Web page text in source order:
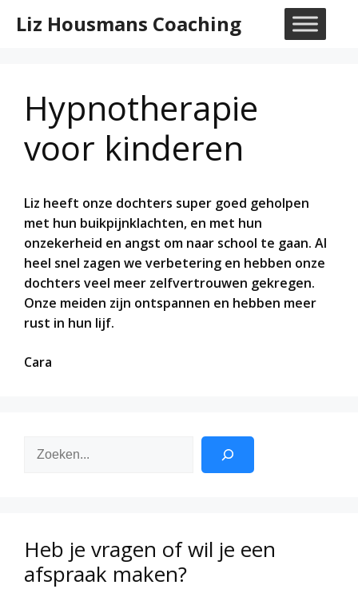
naarLiz Housmans Coaching
Hypnotherapie
voor kinderen
Liz heeft onze dochters super goed geholpen
met hun buikpijnklachten, en met hun
onzekerheid en angst om naar school te gaan. Al
heel snel zagen we verbetering en hebben onze
dochters veel meer zelfvertrouwen gekregen.
Onze meiden zijn ontspannen en hebben meer
rust in hun lijf.
Cara
Zoeken
Heb je vragen of wil je een
afspraak maken?